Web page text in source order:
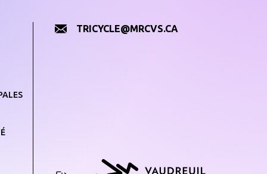
TRICYCLE@MRCVS.CA